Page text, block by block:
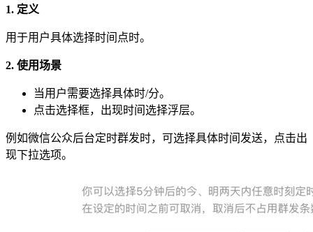
1. 定义
用于用户具体选择时间点时。
2. 使用场景
当用户需要选择具体时/分。
点击选择框，出现时间选择浮层。
例如微信公众后台定时群发时，可选择具体时间发送，点击出
现下拉选项。